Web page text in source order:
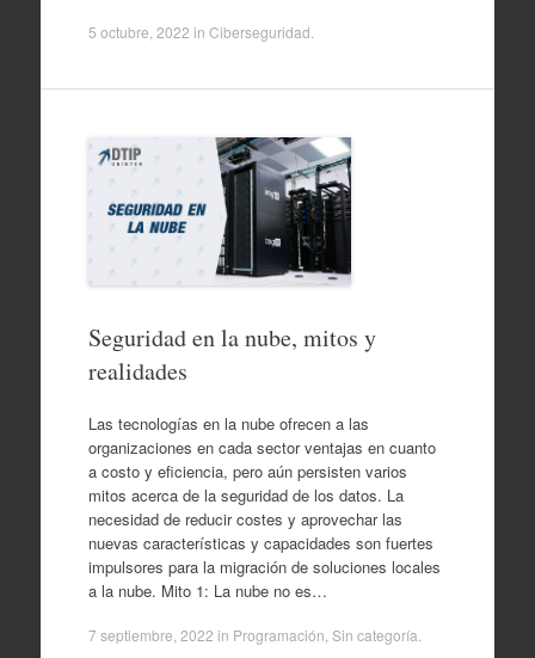
5 octubre, 2022 in Ciberseguridad
Seguridad en la nube, mitos y
realidades
Las tecnologías en la nube ofrecen a las
organizaciones en cada sector ventajas en cuanto
a costo y eficiencia, pero aún persisten varios
mitos acerca de la seguridad de los datos. La
necesidad de reducir costes y aprovechar las
nuevas características y capacidades son fuertes
impulsores para la migración de soluciones locales
a la nube. Mito 1: La nube no es…
7 septiembre, 2022 in Programación Sin categoría